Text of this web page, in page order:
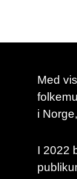
Med
i
I 2022